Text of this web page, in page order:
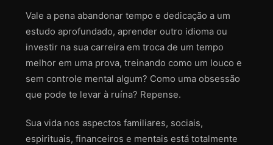
Vale a pena abandonar tempo e dedicação a um
estudo aprofundado, aprender outro idioma ou
investir na sua carreira em troca de um tempo
melhor em uma prova, treinando como um louco e
sem controle mental algum? Como uma obsessão
que pode te levar à ruína? Repense.
Sua vida nos aspectos familiares, sociais,
espirituais, financeiros e mentais está totalmente